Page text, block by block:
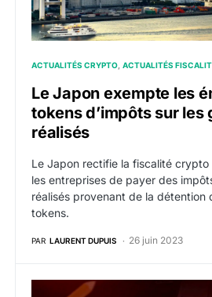
ACTUALITÉS CRYPTO ACTUALITÉS
Le Japon exempte les
tokens d’impôts sur les
réalisés
Le Japon rectifie la fiscalité
les entreprises de payer des
réalisés provenant de la détention
tokens.
PAR LAURENT DUPUIS 26 juin 2023
Retard dans la déclaration